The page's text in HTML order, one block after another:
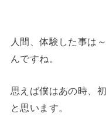
人間、体験した事は
んですね。
思えば僕はあの時、
と思います。